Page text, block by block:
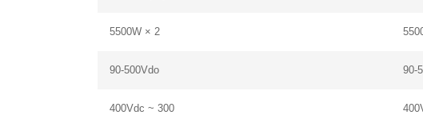
2 × 5500W
90-
90-500Vdo
300 ~ 400Vdc